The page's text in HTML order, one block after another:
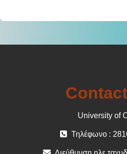
University of
Τηλέφωνο :